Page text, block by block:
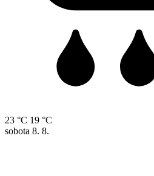
23 °C 19 °C
sobota 8. 8.